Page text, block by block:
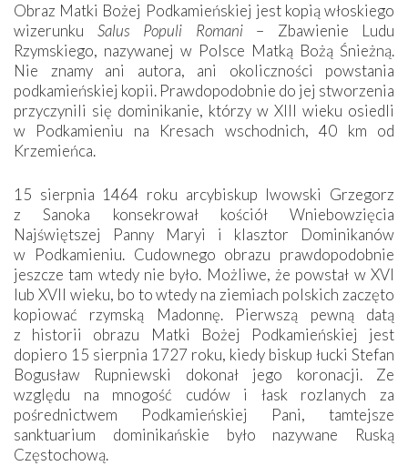
Obraz Matki Bożej Podkamieńskiej jest kopią włoskiego
wizerunku Salus Populi Romani– Zbawienie Ludu
Rzymskiego, nazywanej w Polsce Matką Bożą Śnieżną.
Nie znamy ani autora, ani okoliczności powstania
podkamieńskiej kopii. Prawdopodobnie do jej stworzenia
przyczynili się dominikanie, którzy w XIII wieku osiedli
w Podkamieniu na Kresach wschodnich, 40 km od
Krzemieńca.
15 sierpnia 1464 roku arcybiskup lwowski Grzegorz
z Sanoka konsekrował kościół Wniebowzięcia
Najświętszej Panny Maryi i klasztor Dominikanów
w Podkamieniu. Cudownego obrazu prawdopodobnie
jeszcze tam wtedy nie było. Możliwe, że powstał w XVI
lub XVII wieku, bo to wtedy na ziemiach polskich zaczęto
kopiować rzymską Madonnę. Pierwszą pewną datą
z historii obrazu Matki Bożej Podkamieńskiej jest
dopiero 15 sierpnia 1727 roku, kiedy biskup łucki Stefan
Bogusław Rupniewski dokonał jego koronacji. Ze
względu na mnogość cudów i łask rozlanych za
pośrednictwem Podkamieńskiej Pani, tamtejsze
sanktuarium dominikańskie było nazywane Ruską
Częstochową.